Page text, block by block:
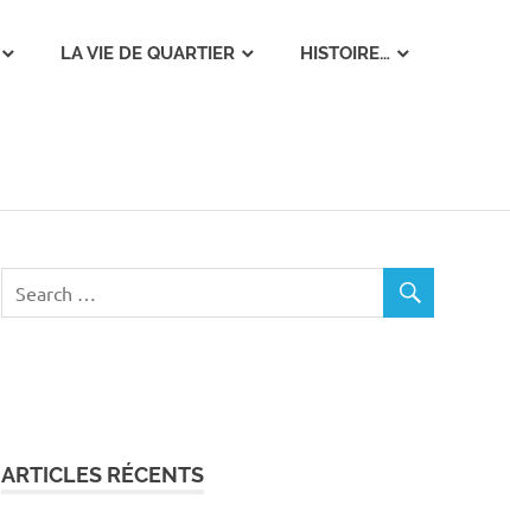
LA VIE DE QUARTIER HISTOIRE…
ARTICLES RÉCENTS